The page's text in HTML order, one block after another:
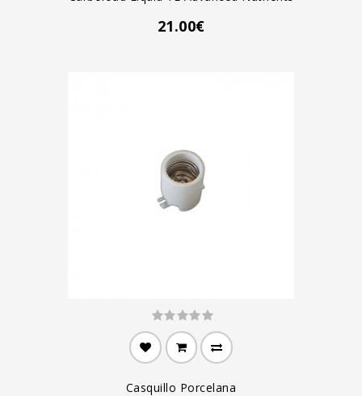
21.00€
Casquillo Porcelana